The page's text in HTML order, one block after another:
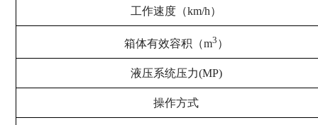
工作速度（km/h）
箱体有效容积（m3 ）
液压系统压力(MP)
操作方式